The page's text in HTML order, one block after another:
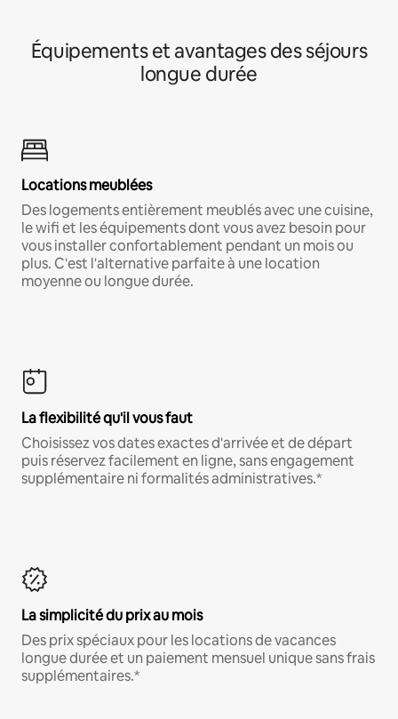
Équipements et avantages des séjours
longue durée
Locations meublées
Des logements entièrement meublés avec une cuisine,
le wifi et les équipements dont vous avez besoin pour
vous installer confortablement pendant un mois ou
plus. C'est l'alternative parfaite à une location
moyenne ou longue durée.
La flexibilité qu'il vous faut
Choisissez vos dates exactes d'arrivée et de départ
puis réservez facilement en ligne, sans engagement
supplémentaire ni formalités administratives.*
La simplicité du prix au mois
Des prix spéciaux pour les locations de vacances
longue durée et un paiement mensuel unique sans frais
supplémentaires.*